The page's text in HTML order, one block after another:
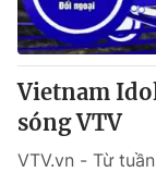
Vietnam
sóng VTV
VTV.vn - Từ